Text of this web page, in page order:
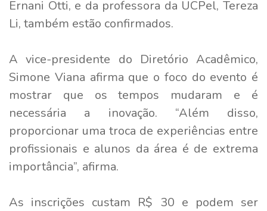
Ernani Otti, e da professora da UCPel, Tereza
Li, também estão confirmados.
A vice-presidente do Diretório Acadêmico,
Simone Viana afirma que o foco do evento é
mostrar que os tempos mudaram e é
necessária a inovação. “Além disso,
proporcionar uma troca de experiências entre
profissionais e alunos da área é de extrema
importância”, afirma.
As inscrições custam R$ 30 e podem ser